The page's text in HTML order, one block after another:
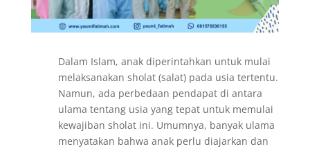
Dalam Islam, anak diperintahkan untuk mulai
melaksanakan sholat (salat) pada usia tertentu.
Namun, ada perbedaan pendapat di antara
ulama tentang usia yang tepat untuk memulai
kewajiban sholat ini. Umumnya, banyak ulama
menyatakan bahwa anak perlu diajarkan dan